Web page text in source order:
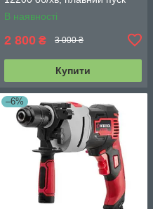
INTERTOOL WT-0236
В наявності
2 800 ₴ 3 000 ₴
Купити
–6%